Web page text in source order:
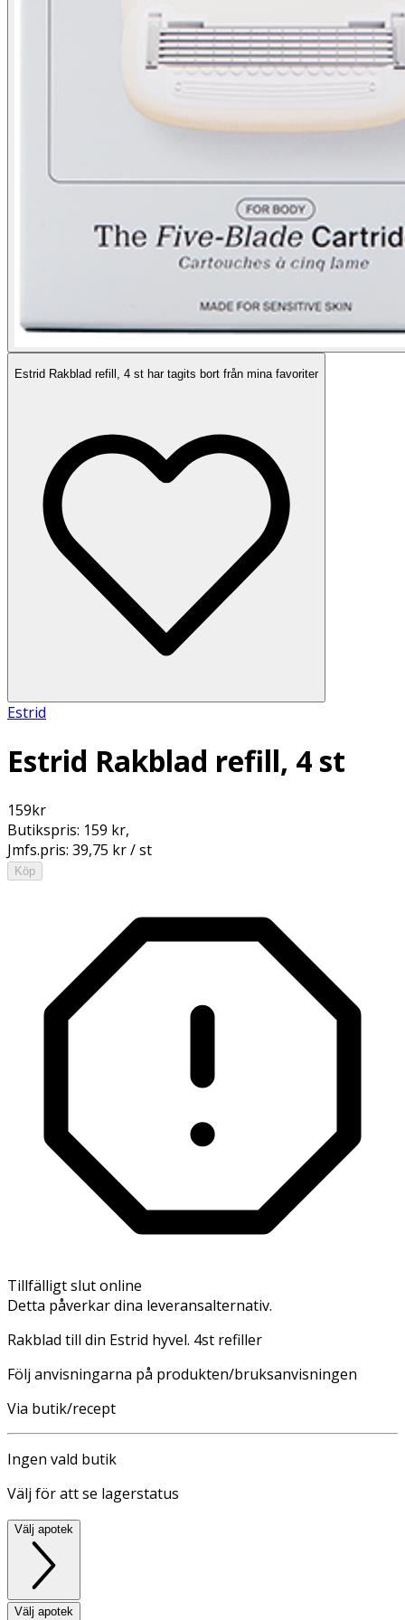
Estrid Rakblad refill, 4 st har tagits bort från mina favoriter
Estrid
Estrid Rakblad refill, 4 st
159kr
Butikspris: 159 kr,
Jmfs.pris: 39,75 kr / st
Köp
Tillfälligt slut online
Detta påverkar dina leveransalternativ.
Rakblad till din Estrid hyvel. 4st refiller
Följ anvisningarna på produkten/bruksanvisningen
Via butik/recept
Ingen vald butik
Välj för att se lagerstatus
Välj apotek
Välj apotek